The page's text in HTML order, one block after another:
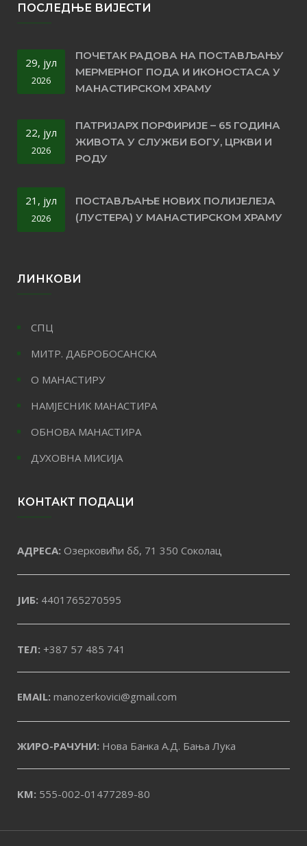
ПОСЛЕДЊЕ ВИЈЕСТИ
29, јул
2026
ПОЧЕТАК РАДОВА НА ПОСТАВЉАЊУ
МЕРМЕРНОГ ПОДА И ИКОНОСТАСА У
МАНАСТИРСКОМ ХРАМУ
22, јул
2026
ПАТРИЈАРХ ПОРФИРИЈЕ – 65 ГОДИНА
ЖИВОТА У СЛУЖБИ БОГУ, ЦРКВИ И
РОДУ
21, јул
2026
ПОСТАВЉАЊЕ НОВИХ ПОЛИЈЕЛЕЈА
(ЛУСТЕРА) У МАНАСТИРСКОМ ХРАМУ
ЛИНКОВИ
СПЦ
МИТР. ДАБРОБОСАНСКА
О МАНАСТИРУ
НАМЈЕСНИК МАНАСТИРА
ОБНОВА МАНАСТИРА
ДУХОВНА МИСИЈА
КОНТАКТ ПОДАЦИ
АДРЕСА: Озерковићи бб, 71 350 Соколац
ЈИБ: 4401765270595
ТЕЛ: +387 57 485 741
EMAIL: manozerkovici@gmail.com
ЖИРО-РАЧУНИ: Нова Банка А.Д. Бања Лука
KM: 555-002-01477289-80